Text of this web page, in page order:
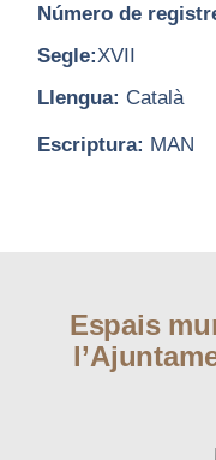
Número de
Segle:XVII
Llengua: Català
Escriptura: MAN
Espais